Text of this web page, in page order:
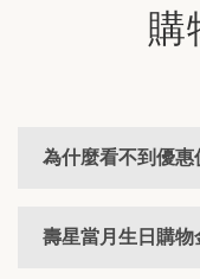
購
為什麼看不到優惠
壽星當月生日購物